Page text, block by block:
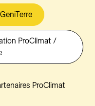
ProClimat /
ProClimat